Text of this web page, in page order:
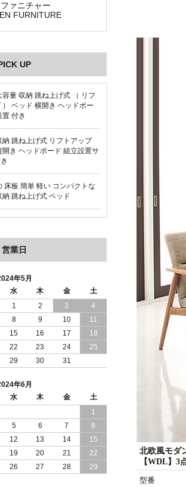
北欧風モダ
【WDL】3
型番
ァニチャー
FURNITURE
UP
容量 収納 跳ね上げ式 （ リフ
） ベッド 横開き ヘッドボー
置 付き
納 跳ね上げ式 リフトアップ
開き ヘッドボード 組立設置サ
床板 簡単 軽い コンパクトな
納 跳ね上げ式 ベッド
大容量 チェスト ベッド 日本
ボードなし
で 敷き布団 で 寝られる 引き
庫 付 大容量 チェスト ベッド
で 敷き布団 が 使える 引き出
付き チェスト ベッド 日本製
引出し 収納 付 シンプル ＆ ス
シュ 国産 日本製 チェスト ベ
出し 収納 と 棚 コンセント が
ンプル デザイン チェスト ベ
営業日
年5月
水 木 金
土
1
2 3
4
8 9 10
11
15 16 17
18
22 23 24
25
29 30 31
年6月
水 木 金
土
1
5 6 7
8
12 13 14
15
19 20 21
22
26 27 28
29